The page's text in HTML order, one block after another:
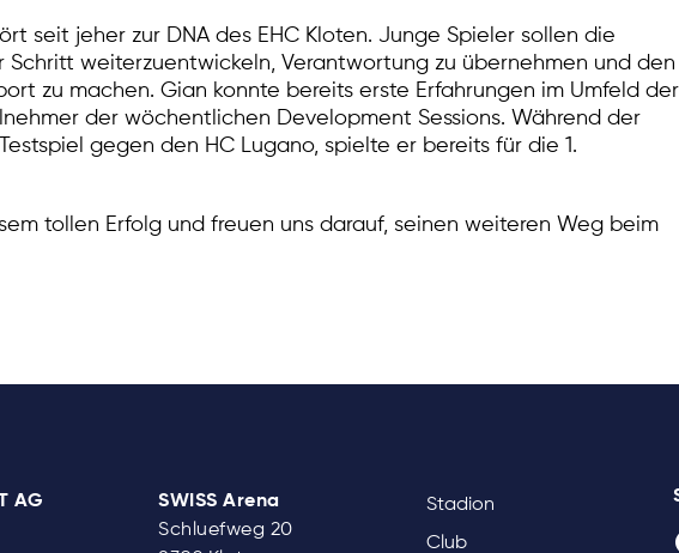
seit jeher zur DNA des EHC Kloten. Junge Spieler sollen die
weiterzuentwickeln, Verantwortung zu übernehmen und den
zu machen. Gian konnte bereits erste Erfahrungen im Umfeld der
der wöchentlichen Development Sessions. Während der
gegen den HC Lugano, spielte er bereits für die 1.
tollen Erfolg und freuen uns darauf, seinen weiteren Weg beim
AG SWISS Arena
Schluefweg 20
Stadion
Club